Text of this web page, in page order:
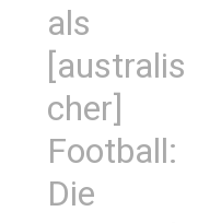
als
[australis
cher]
Football:
Die